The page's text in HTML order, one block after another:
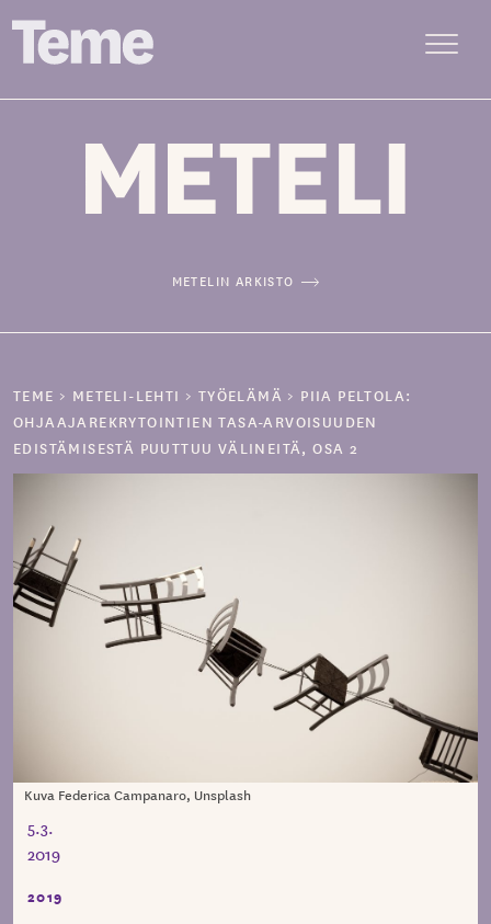
METELIN ARKISTO
TEME > METELI-LEHTI > TYÖELÄMÄ > PIIA PELTOLA:
OHJAAJAREKRYTOINTIEN TASA-ARVOISUUDEN
EDISTÄMISESTÄ PUUTTUU VÄLINEITÄ, OSA 2
Kuva Federica Campanaro, Unsplash
5.3.
2019
2019